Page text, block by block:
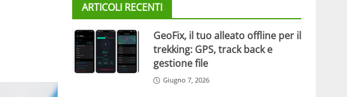
ARTICOLI RECENTI
GeoFix, il tuo alleato offline per il
trekking: GPS, track back e
gestione file
Giugno 7, 2026